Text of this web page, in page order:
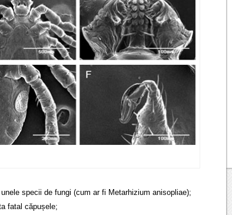
specii de fungi (cum ar fi Metarhizium anisopliae);
fatal căpușele;